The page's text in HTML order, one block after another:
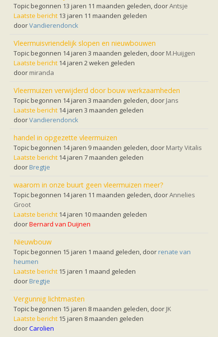
Kinderpagina
Spreekbeurt
Knutselen
Spelletjes
Weetjes
Meer weten
Links
geluiden van vleermuizen
Achtergrond informatie
Nieuwsberichten
Informatiefolders
Nederland
Meer dan vleermuizen
Handleidingen
Vlendag presentaties
Vlennieuwsbrief
zoonose info (rabies, corona, etc)
rapporten
Overig
Video beelden
Forum
Topic begonnen 13 jaren 11 maanden geleden, doorAntsje
Laatste bericht 13 jaren 11 maanden geleden
doorVandierendonck
Vleermuisvriendelijk slopen en nieuwbouwen
Topic begonnen 14 jaren 3 maanden geleden, door M.Huijgen
Laatste bericht 14 jaren 2 weken geleden
door miranda
Vleermuizen verwijderd door bouw werkzaamheden
Topic begonnen 14 jaren 3 maanden geleden, door Jans
Laatste bericht 14 jaren 3 maanden geleden
doorVandierendonck
handel in opgezette vleermuizen
Topic begonnen 14 jaren 9 maanden geleden, door Marty Vitalis
Laatste bericht 14 jaren 7 maanden geleden
door Bregtje
waarom in onze buurt geen vleermuizen meer?
Topic begonnen 14 jaren 11 maanden geleden, doorAnnelies
Groot
Laatste bericht 14 jaren 10 maanden geleden
doorBernard van Duijnen
Nieuwbouw
Topic begonnen 15 jaren 1 maand geleden, door renate van
heumen
Laatste bericht 15 jaren 1 maand geleden
door Bregtje
Vergunnig lichtmasten
Topic begonnen 15 jaren 8 maanden geleden, door JK
Laatste bericht 15 jaren 8 maanden geleden
doorCarolien